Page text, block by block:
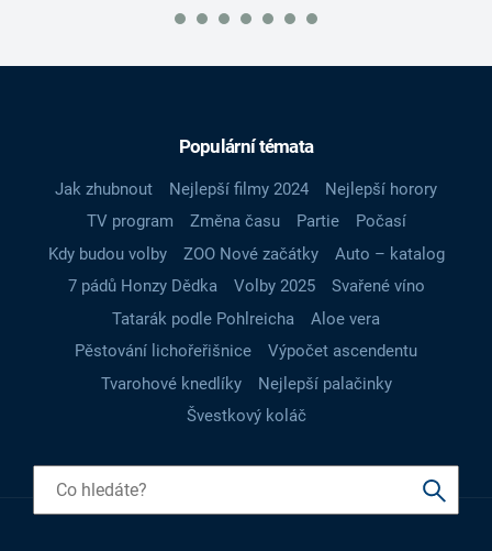
Populární témata
Jak zhubnout Nejlepší filmy 2024
Nejlepší horory
TV program
Změna času Partie
Počasí
Kdy budou volby
ZOO Nové začátky
Auto – katalog
7 pádů Honzy Dědka
Volby 2025
Svařené víno
Tatarák podle Pohlreicha
Aloe vera
Pěstování lichořeřišnice
Výpočet ascendentu
Tvarohové knedlíky
Nejlepší palačinky
Švestkový koláč